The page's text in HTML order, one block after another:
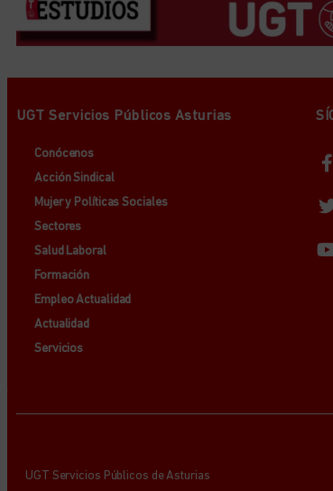
UGT Servicios Públicos Asturias
Conócenos
Acción Sindical
Mujer y Políticas Sociales
Sectores
Salud Laboral
Formación
Empleo Actualidad
Actualidad
Servicios
UGT Servicios Públicos de Asturias